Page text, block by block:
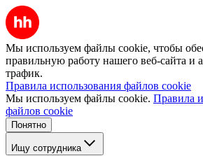
Мы используем файлы cookie, чтобы
правильную работу нашего веб-сайта и
трафик.
Правила использования файлов cookie
Мы используем файлы cookie. Правила
файлов cookie
Понятно
Ищу сотрудника